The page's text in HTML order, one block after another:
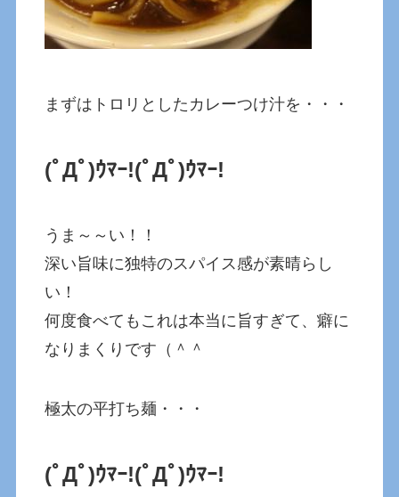
まずはトロリとしたカレーつけ汁を・・・
(ﾟДﾟ)ｳﾏｰ!(ﾟДﾟ)ｳﾏｰ!
うま～～い！！
深い旨味に独特のスパイス感が素晴らし
い！
何度食べてもこれは本当に旨すぎて、癖に
なりまくりです（＾＾
極太の平打ち麺・・・
(ﾟДﾟ)ｳﾏｰ!(ﾟДﾟ)ｳﾏｰ!